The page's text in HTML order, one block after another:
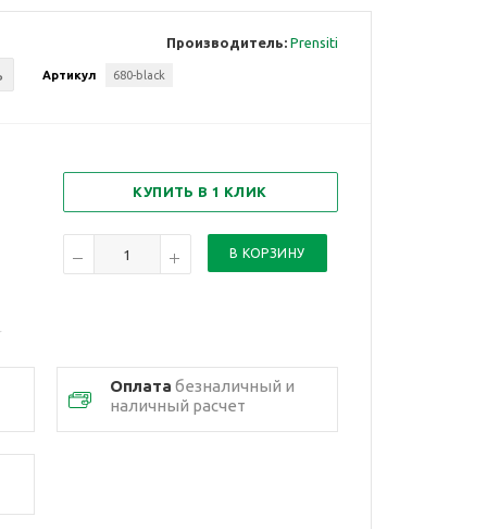
Производитель: Prensiti
Артикул 680-black
КУПИТЬ В 1 КЛИК
Оплата безналичный и
наличный расчет